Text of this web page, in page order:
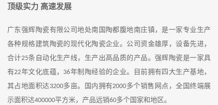
顶级实力 高速发展
广东强辉陶瓷有限公司地处南国陶都腹地南庄镇，是一家专业生产
各种规格建筑陶瓷的现代化陶瓷企业。公司资金雄厚，设备先进，
合计25条自动化生产线 ，生产出高品质的产品。强辉陶瓷是一家具
有22年文化底蕴， 36年制陶经验的企业。 目前拥有 四 大生产基地，
其占地面积达3200多亩。国内拥有2000多个销售网点，全国终端展
示面积达400000平方米，产品远销60多个国家和地区。